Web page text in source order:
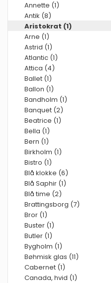
Annette (1)
Antik (8)
Aristokrat (1)
Arne (1)
Astrid (1)
Atlantic (1)
Attica (4)
Ballet (1)
Ballon (1)
Bandholm (1)
Banquet (2)
Beatrice (1)
Bella (1)
Bern (1)
Birkholm (1)
Bistro (1)
Blå klokke (6)
Blå Saphir (1)
Blå time (2)
Brattingsborg (7)
Bror (1)
Buster (1)
Butler (1)
Bygholm (1)
Bøhmisk glas (11)
Cabernet (1)
Canada, hvid (1)